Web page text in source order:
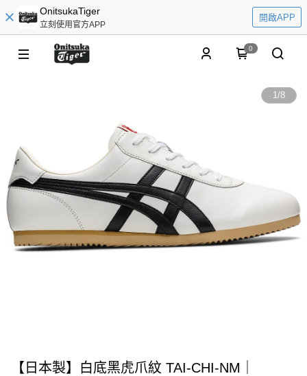
OnitsukaTiger
立刻使用官方APP
開啟APP
0
1/8
【日本製】白底黑虎爪紋 TAI-CHI-NM｜